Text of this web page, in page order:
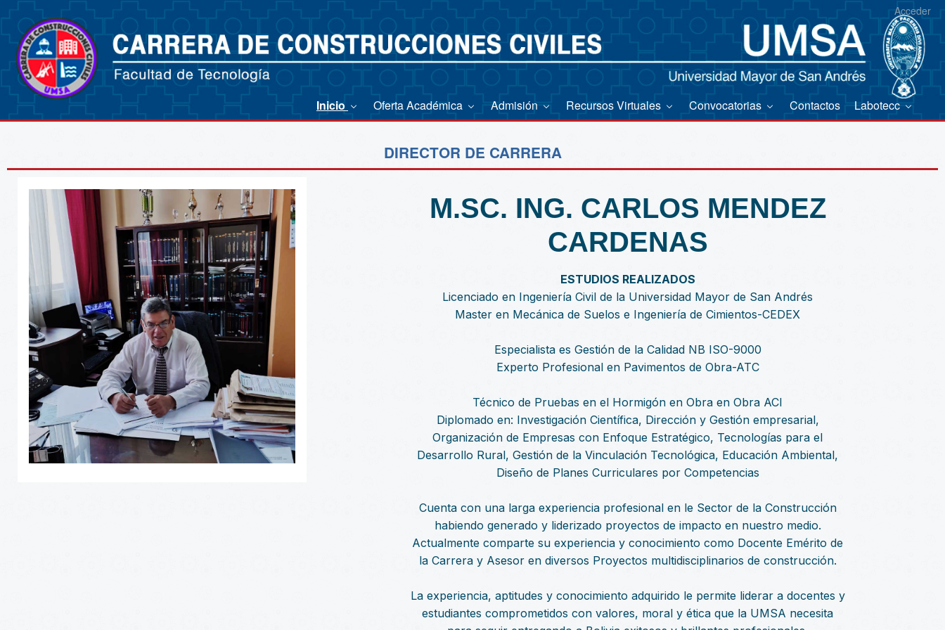
Acceder
Inicio Oferta Académica Admisión Recursos Virtuales Convocatorias Contactos Labotecc
DIRECTOR DE CARRERA
M.SC. ING. CARLOS MENDEZ
CARDENAS
ESTUDIOS REALIZADOS
Licenciado en Ingeniería Civil de la Universidad Mayor de San Andrés
Master en Mecánica de Suelos e Ingeniería de Cimientos-CEDEX
Especialista es Gestión de la Calidad NB ISO-9000
Experto Profesional en Pavimentos de Obra-ATC
Técnico de Pruebas en el Hormigón en Obra en Obra ACI
Diplomado en: Investigación Científica, Dirección y Gestión empresarial,
Organización de Empresas con Enfoque Estratégico, Tecnologías para el
Desarrollo Rural, Gestión de la Vinculación Tecnológica, Educación Ambiental,
Diseño de Planes Curriculares por Competencias
Cuenta con una larga experiencia profesional en le Sector de la Construcción
habiendo generado y liderizado proyectos de impacto en nuestro medio.
Actualmente comparte su experiencia y conocimiento como Docente Emérito de
la Carrera y Asesor en diversos Proyectos multidisciplinarios de construcción.
La experiencia, aptitudes y conocimiento adquirido le permite liderar a docentes y
estudiantes comprometidos con valores, moral y ética que la UMSA necesita